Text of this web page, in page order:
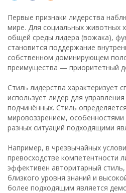
Первые признаки лидерства
мире. Для социальных животных
общей среды лидера (вожака),
становится поддержание
собственном доминирующем
преимущества — приоритетный
Стиль лидерства характеризует
использует лидер для
подчинённых. Стиль
мировоззрением,
разных ситуаций подходящими
Например, в чрезвычайных
превосходстве компетентности
эффективен авторитарный
близкого уровня знаний и
более подходящим является